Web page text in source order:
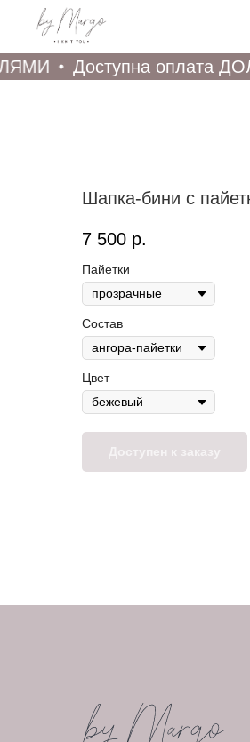
Доступна оплата
Шапка-бини с
7 500 р.
Пайетки
Состав
Цвет